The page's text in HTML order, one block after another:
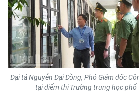
Media Giáo dục
Media Y tế
Media Khoa học - Công nghệ
Media Môi trường
Đại tá Nguyễn Đại Đồng, Phó Giám đốc
tại điểm thi Trường trung học phổ